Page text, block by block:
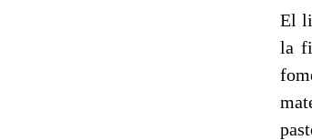
El
la